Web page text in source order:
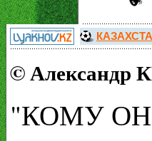
© Александр
"КОМУ